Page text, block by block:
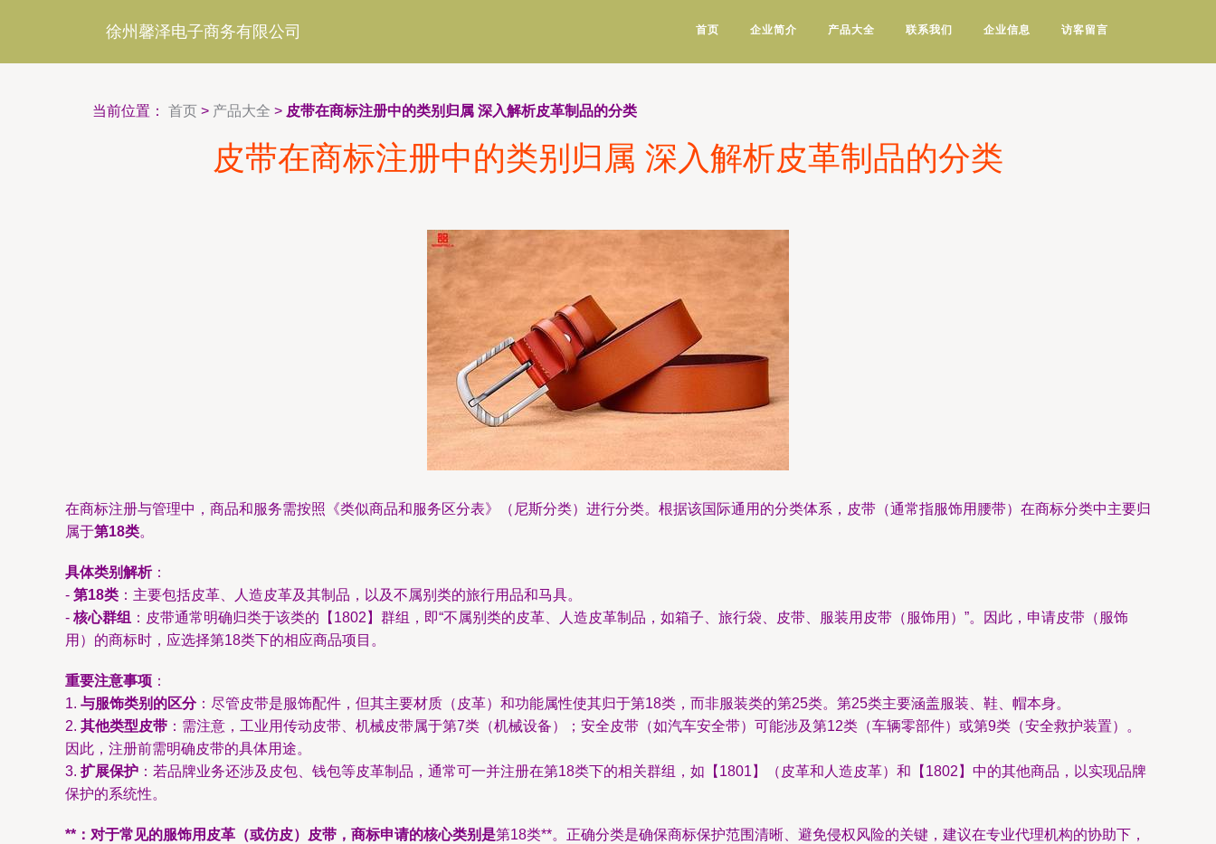
徐州馨泽电子商务有限公司 首页 企业简介 产品大全 联系我们 企业信息 访客留言
当前位置： 首页 > 产品大全 > 皮带在商标注册中的类别归属 深入解析皮革制品的分类
皮带在商标注册中的类别归属 深入解析皮革制品的分类
在商标注册与管理中，商品和服务需按照《类似商品和服务区分表》（尼斯分类）进行分类。根据该国际通用的分类体系，皮带（通常指服饰用腰带）在商标分类中主要归
属于第18类。
具体类别解析：
- 第18类 ：主要包括皮革、人造皮革及其制品，以及不属别类的旅行用品和马具。
- 核心群组 ：皮带通常明确归类于该类的【1802】群组，即“不属别类的皮革、人造皮革制品，如箱子、旅行袋、皮带、服装用皮带（服饰用）”。因此，申请皮带（服饰
用）的商标时，应选择第18类下的相应商品项目。
重要注意事项 ：
1. 与服饰类别的区分：尽管皮带是服饰配件，但其主要材质（皮革）和功能属性使其归于第18类，而非服装类的第25类。第25类主要涵盖服装、鞋、帽本身。
2. 其他类型皮带 ：需注意，工业用传动皮带、机械皮带属于第7类（机械设备）；安全皮带（如汽车安全带）可能涉及第12类（车辆零部件）或第9类（安全救护装置）。
因此，注册前需明确皮带的具体用途。
3. 扩展保护 ：若品牌业务还涉及皮包、钱包等皮革制品，通常可一并注册在第18类下的相关群组，如【1801】（皮革和人造皮革）和【1802】中的其他商品，以实现品牌
保护的系统性。
**：对于常见的服饰用皮革（或仿皮）皮带，商标申请的核心类别是第18类**。正确分类是确保商标保护范围清晰、避免侵权风险的关键，建议在专业代理机构的协助下，